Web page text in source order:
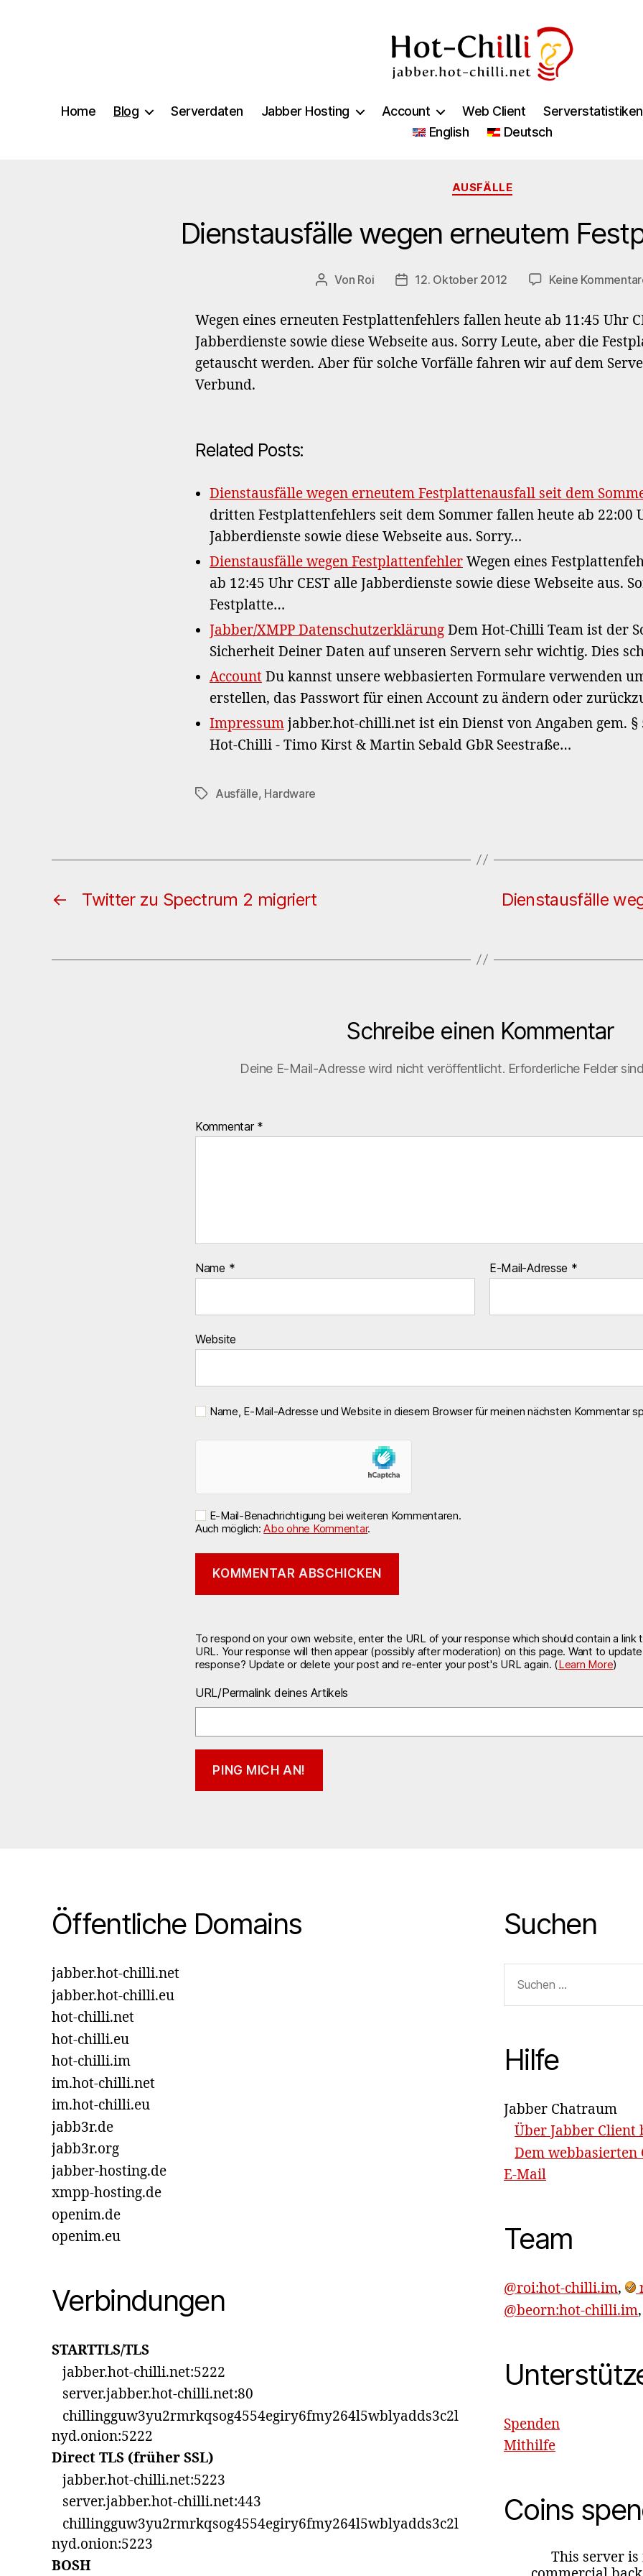
chilli.net
Home Blog Serverdaten Jabber Hosting Account Web Client Serverstatistiken
English
Deutsch
Kategorien
AUSFÄLLE
Dienstausfälle wegen erneutem
Beitragsautor
Von Roi Veröffentlichungsdatum
12. Oktober 2012 Keine
Wegen eines erneuten Festplattenfehlers fallen heute ab 11:45 Uhr
Jabberdienste sowie diese Webseite aus. Sorry Leute, aber die
getauscht werden. Aber für solche Vorfälle fahren wir auf dem
Verbund.
Related Posts:
Dienstausfälle wegen erneutem Festplattenausfall seit dem
dritten Festplattenfehlers seit dem Sommer fallen heute ab 22:00
Jabberdienste sowie diese Webseite aus. Sorry…
Dienstausfälle wegen Festplattenfehler Wegen eines
ab 12:45 Uhr CEST alle Jabberdienste sowie diese Webseite aus.
Festplatte…
Jabber/XMPP Datenschutzerklärung Dem Hot-Chilli Team ist der
Sicherheit Deiner Daten auf unseren Servern sehr wichtig. Dies
Account Du kannst unsere webbasierten Formulare verwenden
erstellen, das Passwort für einen Account zu ändern oder
Impressum jabber.hot-chilli.net ist ein Dienst von Angaben gem. §
Hot-Chilli - Timo Kirst & Martin Sebald GbR Seestraße…
Schlagwörter
Ausfälle, Hardware
← Twitter zu Spectrum 2 migriert
Dienstausfälle
Schreibe einen Kommentar
Deine E-Mail-Adresse wird nicht veröffentlicht. Erforderliche Felder
Kommentar *
Name * E-Mail-Adresse *
Website
Name, E-Mail-Adresse und Website in diesem Browser für meinen nächsten Kommentar
E-Mail-Benachrichtigung bei weiteren Kommentaren.
Auch möglich:Abo ohne Kommentar.
To respond on your own website, enter the URL of your response which should contain a link
URL. Your response will then appear (possibly after moderation) on this page. Want to
response? Update or delete your post and re-enter your post's URL again. (Learn More)
URL/Permalink deines Artikels
Öffentliche Domains
jabber.hot-chilli.net
jabber.hot-chilli.eu
hot-chilli.net
hot-chilli.eu
hot-chilli.im
im.hot-chilli.net
im.hot-chilli.eu
jabb3r.de
jabb3r.org
jabber-hosting.de
xmpp-hosting.de
openim.de
openim.eu
Verbindungen
STARTTLS/TLS
jabber.hot-chilli.net:5222
server.jabber.hot-chilli.net:80
chillingguw3yu2rmrkqsog4554egiry6fmy264l5wblyadds3c2l
nyd.onion:5222
Direct TLS (früher SSL)
jabber.hot-chilli.net:5223
server.jabber.hot-chilli.net:443
chillingguw3yu2rmrkqsog4554egiry6fmy264l5wblyadds3c2l
nyd.onion:5223
BOSH
Suchen
nach:
Hilfe
Jabber Chatraum
Über Jabber Client
Dem webbasierten
E-Mail
Team
@roi:hot-chilli.im,
@beorn:hot-chilli.im,
Spenden
Mithilfe
Coins
This server